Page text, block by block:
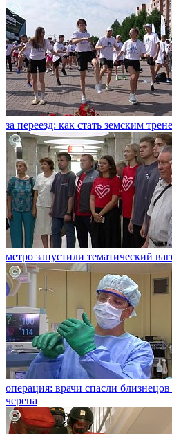
за переезд: как стать земским
метро запустили тематический
операция: врачи спасли
черепа